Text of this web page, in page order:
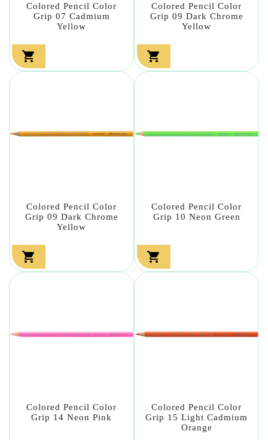
Colored Pencil Color
Grip 07 Cadmium
Yellow

Colored Pencil Color
Grip 09 Dark Chrome
Yellow

Colored Pencil Color
Grip 09 Dark Chrome
Yellow

Colored Pencil Color
Grip 10 Neon Green

Colored Pencil Color
Grip 14 Neon Pink
Colored Pencil Color
Grip 15 Light Cadmium
Orange